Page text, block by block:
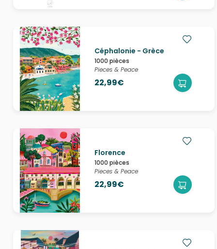
Céphalonie - Grèce
1000 pièces
Pieces & Peace
22,99€
Florence
1000 pièces
Pieces & Peace
22,99€